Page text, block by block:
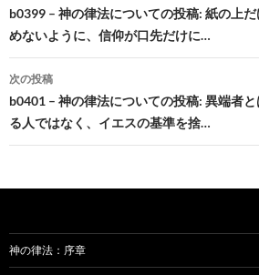
稿
ナ
ビ
ゲ
ー
ン
b0399 – 神の律法についての投稿: 紙の上
めないように、信仰が口先だけに…
次の投稿
b0401 – 神の律法についての投稿: 異端者
る人ではなく、イエスの基準を捨…
神の律法：序章